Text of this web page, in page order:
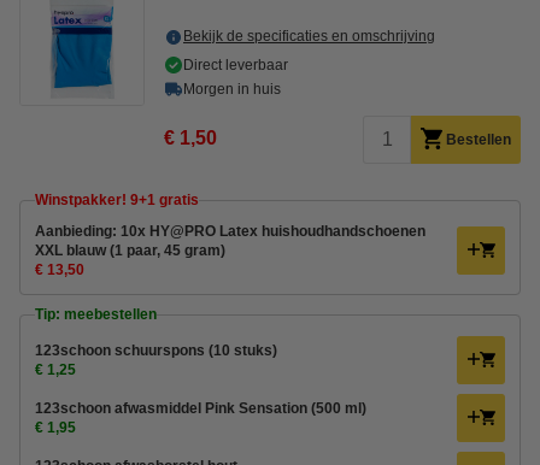
Bekijk de specificaties en omschrijving
Direct leverbaar
Morgen in huis
€ 1,50 Bestellen
Winstpakker! 9+1 gratis
Aanbieding: 10x HY@PRO Latex huishoudhandschoenen
XXL blauw (1 paar, 45 gram)
€ 13,50
Tip: meebestellen
123schoon schuurspons (10 stuks)
€ 1,25
123schoon afwasmiddel Pink Sensation (500 ml)
€ 1,95